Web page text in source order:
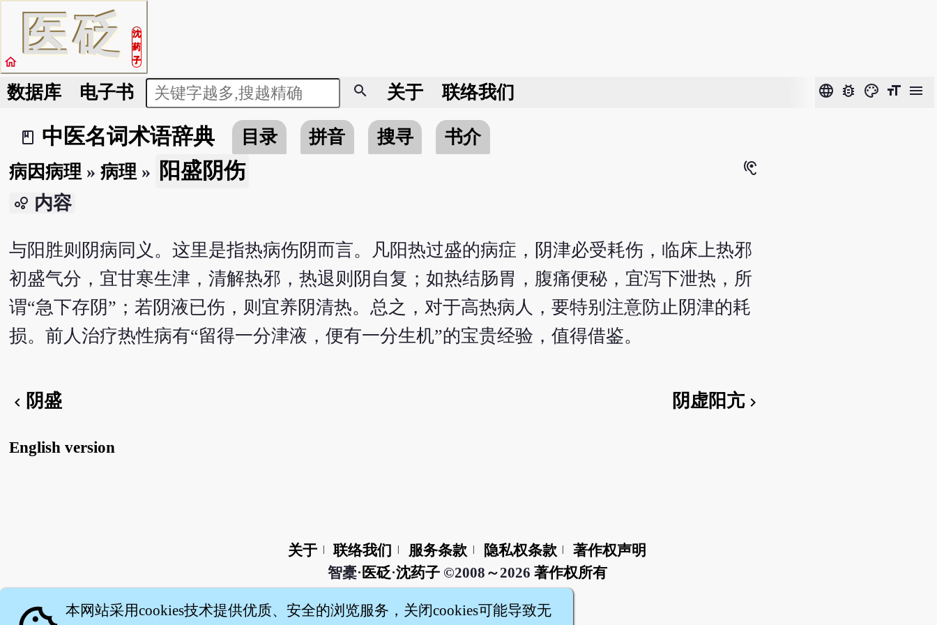
医砭
沈
药
子
home
数据库 电子书 search 关于 联络我们 language bug_report color_lens format_size menu
book_2
中医名词术语辞典 目录 拼音 搜寻
书介
病因病理 » 病理 » 阳盛阴伤 hearing
bubble_chart 内容
与阳胜则阴病同义。这里是指热病伤阴而言。凡阳热过盛的病症，阴津必受耗伤，临床上热邪
初盛气分，宜甘寒生津，清解热邪，热退则阴自复；如热结肠胃，腹痛便秘，宜泻下泄热，所
谓“急下存阴”；若阴液已伤，则宜养阴清热。总之，对于高热病人，要特别注意防止阴津的耗
损。前人治疗热性病有“留得一分津液，便有一分生机”的宝贵经验，值得借鉴。
chevron_left 阴盛 阴虚阳亢chevron_right
English version
关于 联络我们 服务条款 隐私权条款
著作权声明
智橐· 医砭·沈药子©2008～2026 著作权所有
本网站采用cookies技术提供优质、安全的浏览服务，关闭cookies可能导致无